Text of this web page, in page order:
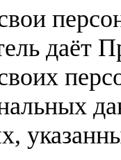
даёт